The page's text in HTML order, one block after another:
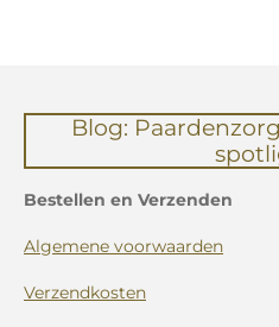
Blog:
Bestellen en Verzenden
Algemene voorwaarden
Verzendkosten